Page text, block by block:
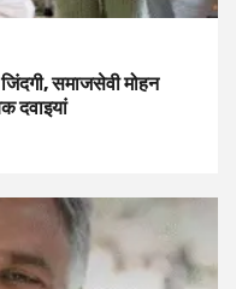
समाजसेवी मोहन
दवाइयां